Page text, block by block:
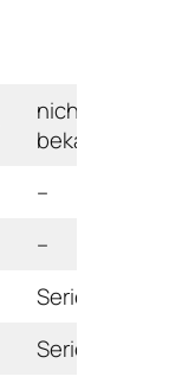
nicht
bekannt
–
–
Serie
Serie